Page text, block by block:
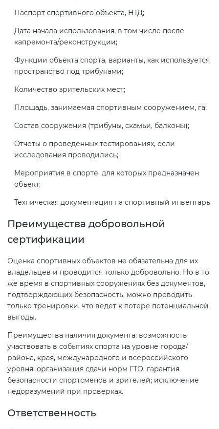
Паспорт спортивного объекта, НТД;
Дата начала использования, в том числе после
капремонта/реконструкции;
Функции объекта спорта, варианты, как используется
пространство под трибунами;
Количество зрительских мест;
Площадь, занимаемая спортивным сооружением, га;
Состав сооружения (трибуны, скамьи, балконы);
Отчеты о проведенных тестированиях, если
исследования проводились;
Мероприятия в спорте, для которых предназначен
объект;
Техническая документация на спортивный инвентарь.
Преимущества добровольной
сертификации
Оценка спортивных объектов не обязательна для их
владельцев и проводится только добровольно. Но в то
же время в спортивных сооружениях без документов,
подтверждающих безопасность, можно проводить
только тренировки, что ведет к потере потенциальной
выгоды.
Преимущества наличия документа: возможность
участвовать в событиях спорта на уровне города/
района, края, международного и всероссийского
уровня; организация сдачи норм ГТО; гарантия
безопасности спортсменов и зрителей; исключение
недоразумений при проверках.
Ответственность